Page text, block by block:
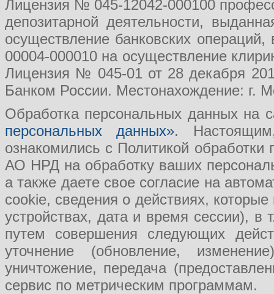
Лицензия № 045-12042-000100
депозитарной деятельности,
осуществление банковских
00004-000010 на осуществление
Лицензия № 045-01 от 28 декабря
Банком России. Местонахождение: г.
Обработка персональных данных на
персональных данных».
ознакомились с Политикой
АО НРД на обработку ваших
а также даете свое согласие на
cookie, сведения о действиях,
устройствах, дата и время сессии), в
путем совершения следующих
уточнение (обновление,
уничтожение, передача
сервис по метрическим программам.